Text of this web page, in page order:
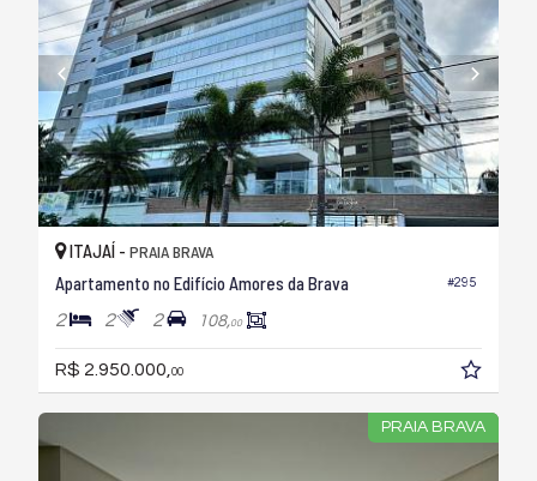
#295
ITAJAÍ - PRAIA BRAVA
Apartamento no Edifício Amores da Brava
2 2 2 108,00
R$ 2.950.000, 00
PRAIA BRAVA